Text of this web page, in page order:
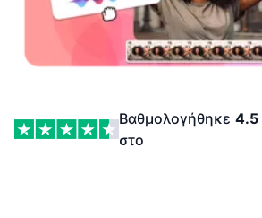
Βαθμολογήθηκε 4.5
στο